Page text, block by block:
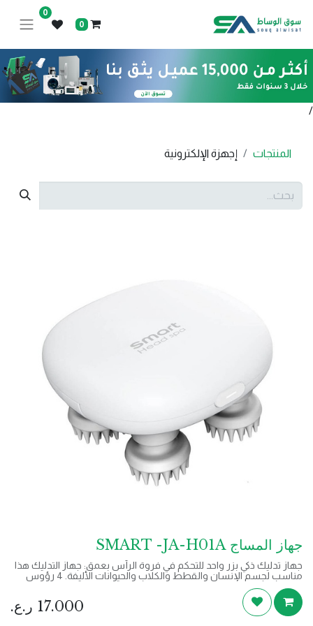
0
0
/
المنتجات إجهزة الإلكترونية
جهاز المساج SMART -JA-H01A
جهاز تدليك ذكي بزر واحد للتحكم في فروة الرأس بعمق: جهاز التدليك هذا
مناسب لجسم الإنسان والقطط والكلاب والحيوانات الأليفة. 4 رؤوس
تدليك، 76 عقد مستقلة، تدليك عميق ثلاثي الأبعاد. جهاز تدليك الشعر،
مدلك فروة الرأس، العجن اللطيف يزيد من تدفق الدم إلى فروة الرأس،
مما يعزز نمو الشعر ويعزز الاسترخاء. تدليك الرأس لمدة 15 دقيقة يوميًا
يساعد على تحسين جودة النوم.
17.000 ر.ع.